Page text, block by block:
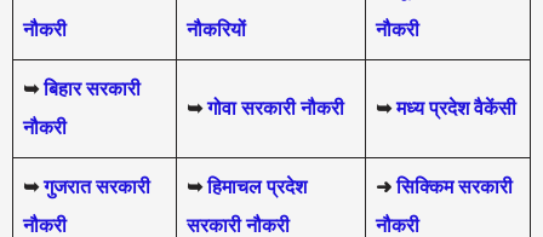
नौकरी
नौकरियों
नौकरी
➥बिहार सरकारी
नौकरी
➥गोवा सरकारी नौकरी ➥ मध्य प्रदेश वैकेंसी
➥ गुजरात सरकारी
नौकरी
➥हिमाचल प्रदेश
सरकारी नौकरी
➜ सिक्किम सरकारी
नौकरी